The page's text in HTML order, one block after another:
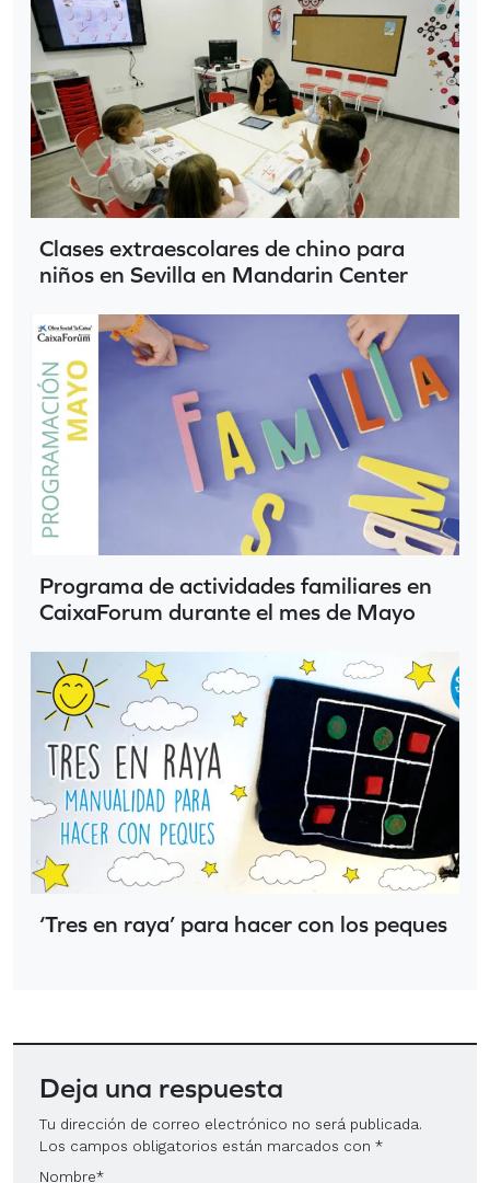
Clases extraescolares de chino para
niños en Sevilla en Mandarin Center
Programa de actividades familiares en
CaixaForum durante el mes de Mayo
‘Tres en raya’ para hacer con los peques
Deja una respuesta
Tu dirección de correo electrónico no será publicada.
Los campos obligatorios están marcados con *
Nombre*